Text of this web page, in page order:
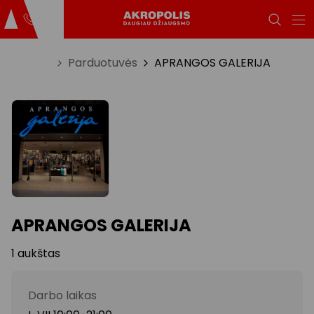
Parduotuvės APRANGOS GALERIJA
APRANGOS GALERIJA
1 aukštas
Darbo laikas